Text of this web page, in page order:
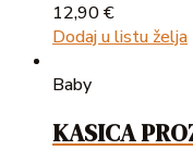
12,90€
Dodaj u listu želja
Baby
KASICA